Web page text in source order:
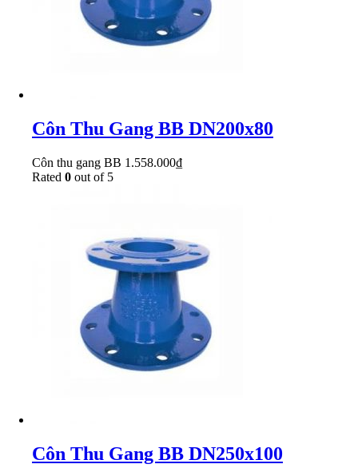
Côn Thu Gang BB DN200x80
Côn thu gang BB 1.558.000₫
Rated 0 out of 5
Côn Thu Gang BB DN250x100